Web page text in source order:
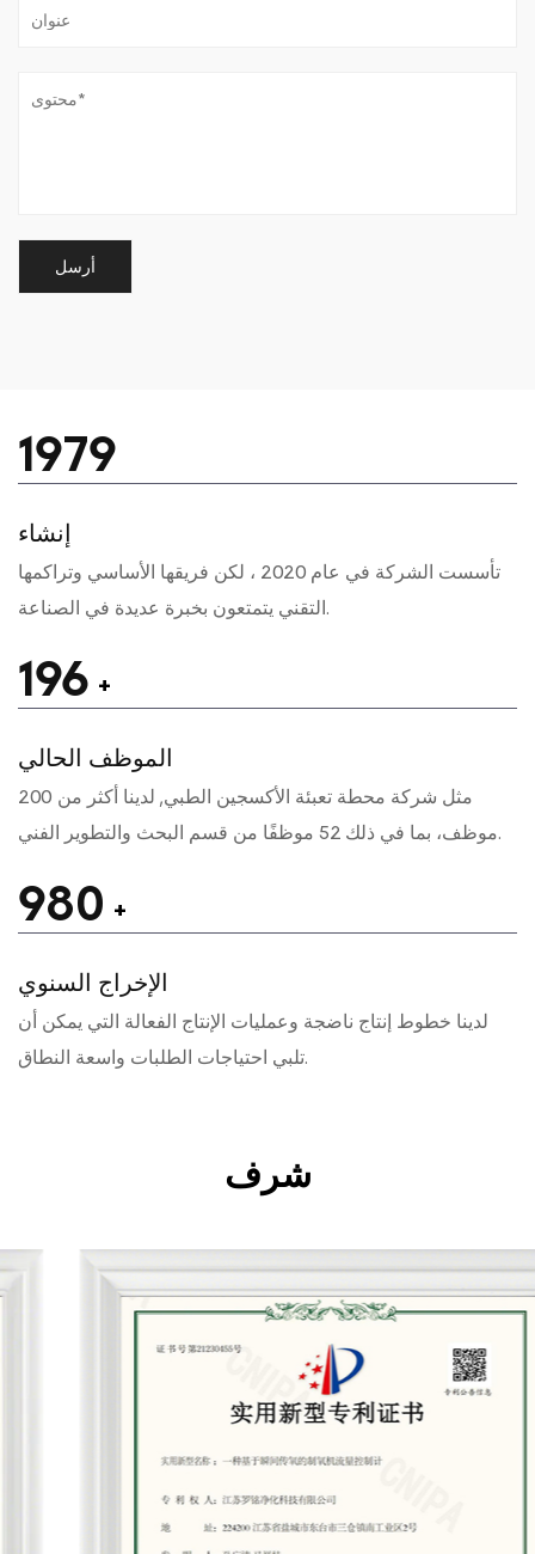
2020
إنشاء
تأسست الشركة في عام 2020 ، لكن فريقها الأساسي وتراكمها
200
الموظف الحالي
مثل شركة محطة تعبئة الأكسجين الطبي
, لدينا أكثر من 200
1000
الإخراج السنوي
لدينا خطوط إنتاج ناضجة وعمليات الإنتاج الفعالة التي يمكن أن
شرف